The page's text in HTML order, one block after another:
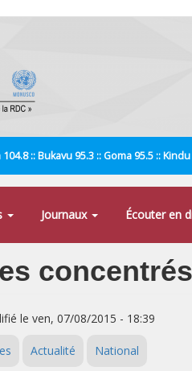
:: Bukavu 95.3 :: Goma 95.5 ::
Journaux Écouter en
le ven, 07/08/2015 - 18:39
Actualité National